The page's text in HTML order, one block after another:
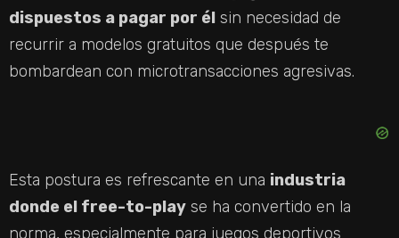
dispuestos a pagar por él sin necesidad de
recurrir a modelos gratuitos que después te
bombardean con microtransacciones agresivas.
Esta postura es refrescante en una industria
donde el free-to-play se ha convertido en la
norma, especialmente para juegos deportivos